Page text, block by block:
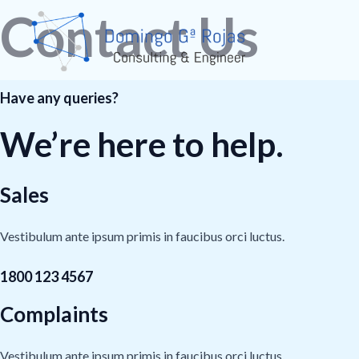
al
contenido
Contact Us
Have any queries?
We’re here to help.​
Sales
Vestibulum ante ipsum primis in faucibus orci luctus.
1800 123 4567
Complaints
Vestibulum ante ipsum primis in faucibus orci luctus.